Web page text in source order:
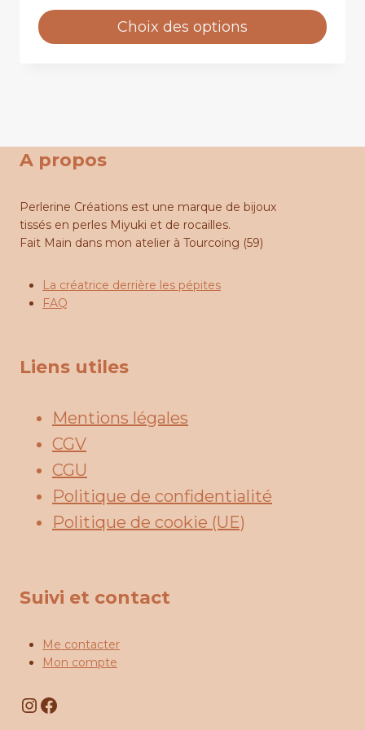
Ce
produit
peuvent
être
sur
la
page
A propos
Perlerine Créations est une marque de bijoux
tissés en perles Miyuki et de rocailles.
Fait Main dans mon atelier à Tourcoing (59)
La créatrice derrière les pépites
FAQ
Liens utiles
Mentions légales
CGV
CGU
Politique de confidentialité
Politique de cookie (UE)
Suivi et contact
Me contacter
Mon compte
Instagram
Facebook